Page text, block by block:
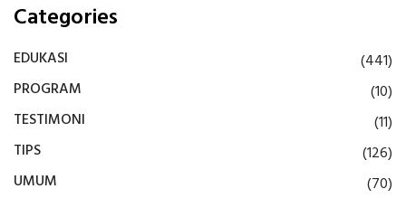
Categories
EDUKASI
(441)
PROGRAM
(10)
TESTIMONI
(11)
TIPS
(126)
UMUM
(70)